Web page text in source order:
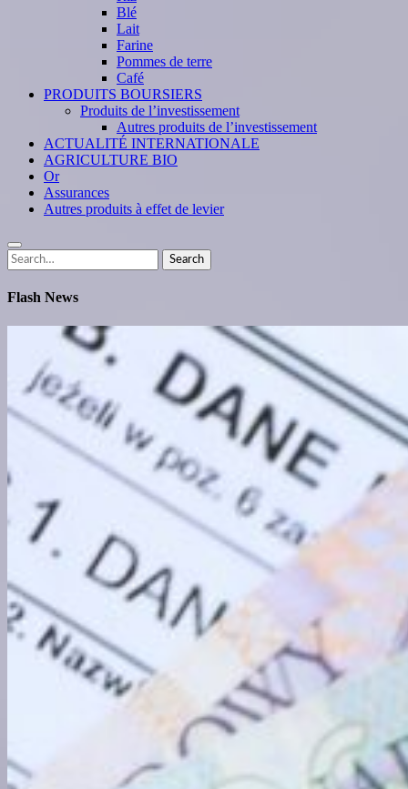
Blé
Lait
Farine
Pommes de terre
Café
PRODUITS BOURSIERS
Produits de l’investissement
Autres produits de l’investissement
ACTUALITÉ INTERNATIONALE
AGRICULTURE BIO
Or
Assurances
Autres produits à effet de levier
Search
for:
Search
Flash News